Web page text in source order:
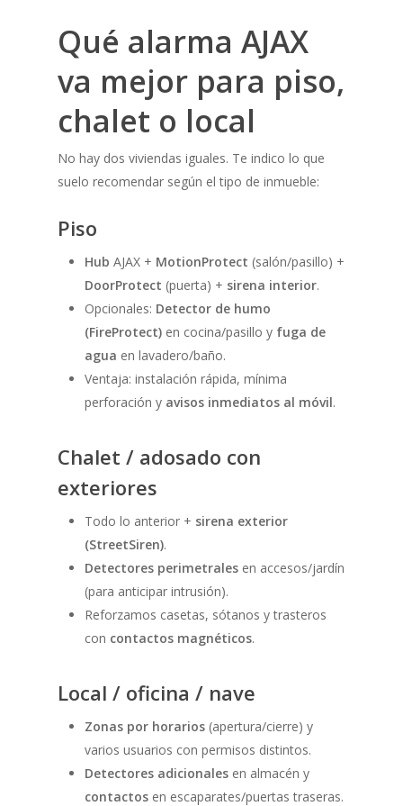
Qué alarmaAJAX
va mejor para piso,
chalet o local
No hay dos viviendas iguales. Te indico lo que
suelo recomendar según el tipo de inmueble:
Piso
Hub AJAX + MotionProtect (salón/pasillo) +
DoorProtect (puerta) + sirena interior.
Opcionales: Detector de humo
(FireProtect) en cocina/pasillo y fuga de
agua en lavadero/baño.
Ventaja: instalación rápida, mínima
perforación y avisos inmediatos al móvil.
Chalet / adosado con
exteriores
Todo lo anterior + sirena exterior
(StreetSiren).
Detectores perimetrales en accesos/jardín
(para anticipar intrusión).
Reforzamos casetas, sótanos y trasteros
con contactos magnéticos.
Local / oficina / nave
Zonas por horarios (apertura/cierre) y
varios usuarios con permisos distintos.
Detectores adicionales en almacén y
contactos en escaparates/puertas traseras.